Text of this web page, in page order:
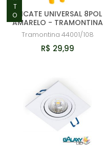
ALICATE UNIVERSAL 8POL
AMARELO - TRAMONTINA
Tramontina 44001/108
R$ 29,99